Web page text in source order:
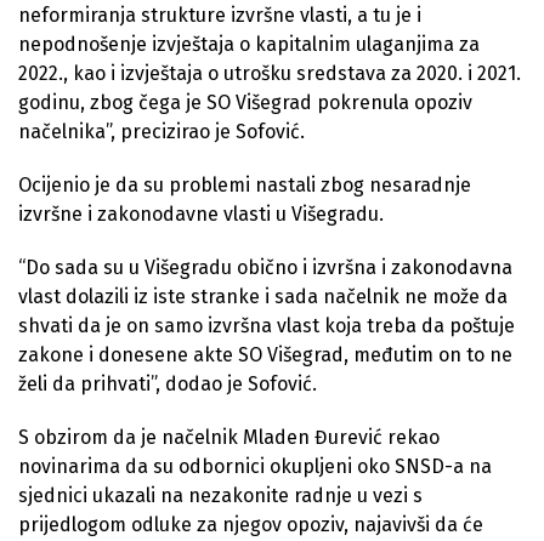
neformiranja strukture izvršne vlasti, a tu je i
nepodnošenje izvještaja o kapitalnim ulaganjima za
2022., kao i izvještaja o utrošku sredstava za 2020. i 2021.
godinu, zbog čega je SO Višegrad pokrenula opoziv
načelnika”, precizirao je Sofović.
Ocijenio je da su problemi nastali zbog nesaradnje
izvršne i zakonodavne vlasti u Višegradu.
“Do sada su u Višegradu obično i izvršna i zakonodavna
vlast dolazili iz iste stranke i sada načelnik ne može da
shvati da je on samo izvršna vlast koja treba da poštuje
zakone i donesene akte SO Višegrad, međutim on to ne
želi da prihvati”, dodao je Sofović.
S obzirom da je načelnik Mladen Đurević rekao
novinarima da su odbornici okupljeni oko SNSD-a na
sjednici ukazali na nezakonite radnje u vezi s
prijedlogom odluke za njegov opoziv, najavivši da će